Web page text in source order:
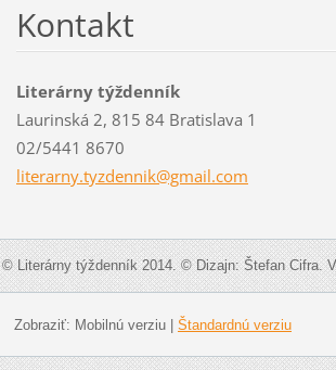
Kontakt
Literárny týždenník
Laurinská 2, 815 84 Bratislava 1
02/5441 8670
literarny.tyzdennik@gmail.com
© Literárny týždenník 2014. © Dizajn: Štefan Cifra.
Zobraziť: Mobilnú verziu| Štandardnú verziu